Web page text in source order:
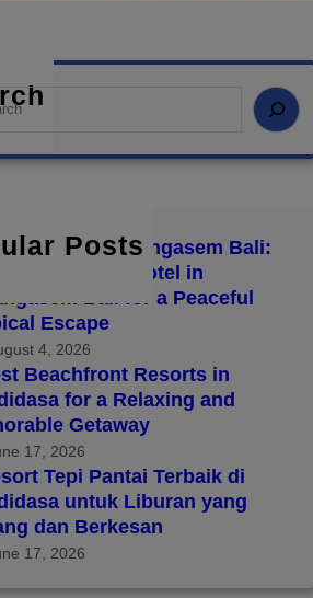
Posts
Hotels in Karangasem Bali:
the Best Hotel in
Bali for a Peaceful
Escape
4, 2026
Beachfront Resorts in
for a Relaxing and
Getaway
17, 2026
Tepi Pantai Terbaik di
untuk Liburan yang
dan Berkesan
17, 2026